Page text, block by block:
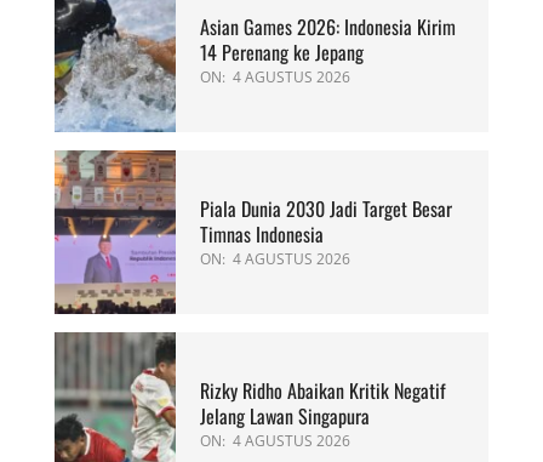
Asian Games 2026: Indonesia Kirim
14 Perenang ke Jepang
ON: 4 AGUSTUS 2026
Piala Dunia 2030 Jadi Target Besar
Timnas Indonesia
ON: 4 AGUSTUS 2026
Rizky Ridho Abaikan Kritik Negatif
Jelang Lawan Singapura
ON: 4 AGUSTUS 2026